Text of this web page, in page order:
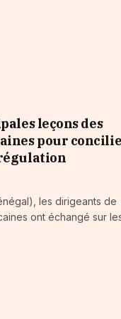
leçons des
pour
les dirigeants de
ont échangé sur